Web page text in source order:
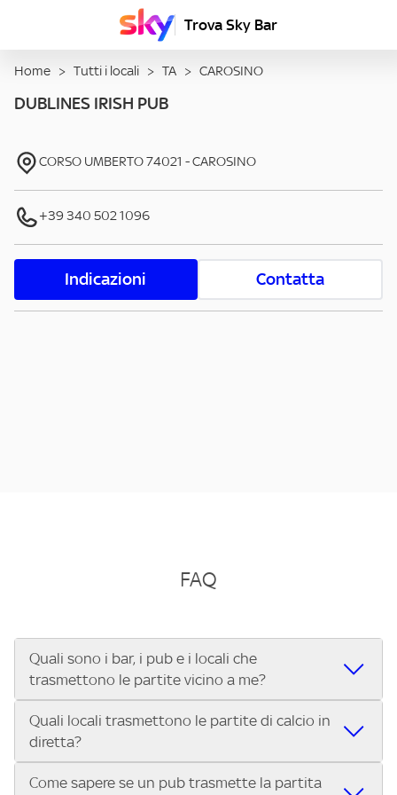
Trova Sky Bar
Home > Tutti i locali > TA > CAROSINO
DUBLINES IRISH PUB
CORSO UMBERTO74021 -CAROSINO
+39 340 502 1096
Indicazioni Contatta
FAQ
Quali sono i bar, i pub e i locali che
trasmettono le partite vicino a me?
Se cerchi un bar, pub, ristorante o locale vicino a te per
vedere le partite di Serie A ENILIVE, la Serie C Sky Wifi, la
UEFA Champions League, la UEFA Europa League, la UEFA
Conference League, il Tennis, la Formula 1®, la MotoGP™ e
Quali locali trasmettono le partite di calcio in
diretta?
Vuoi sapere quali bar, pub o ristoranti mostrano le partite
Come sapere se un pub trasmette la partita